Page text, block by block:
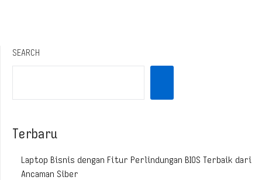
SEARCH
Terbaru
Laptop Bisnis dengan Fitur Perlindungan BIOS Terbaik dari
Ancaman Siber